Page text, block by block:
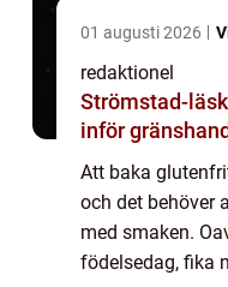
01 augusti 2026
redaktionel
Strömstad-
inför
Att baka
och det behöver
med smaken.
födelsedag, fika